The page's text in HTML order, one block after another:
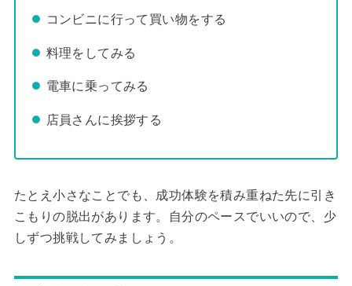
コンビニに行って買い物をする
料理をしてみる
電車に乗ってみる
店員さんに挨拶する
たとえ小さなことでも、成功体験を積み重ねた先に引き
こもりの脱出があります。自分のペースでいいので、少
しずつ挑戦してみましょう。